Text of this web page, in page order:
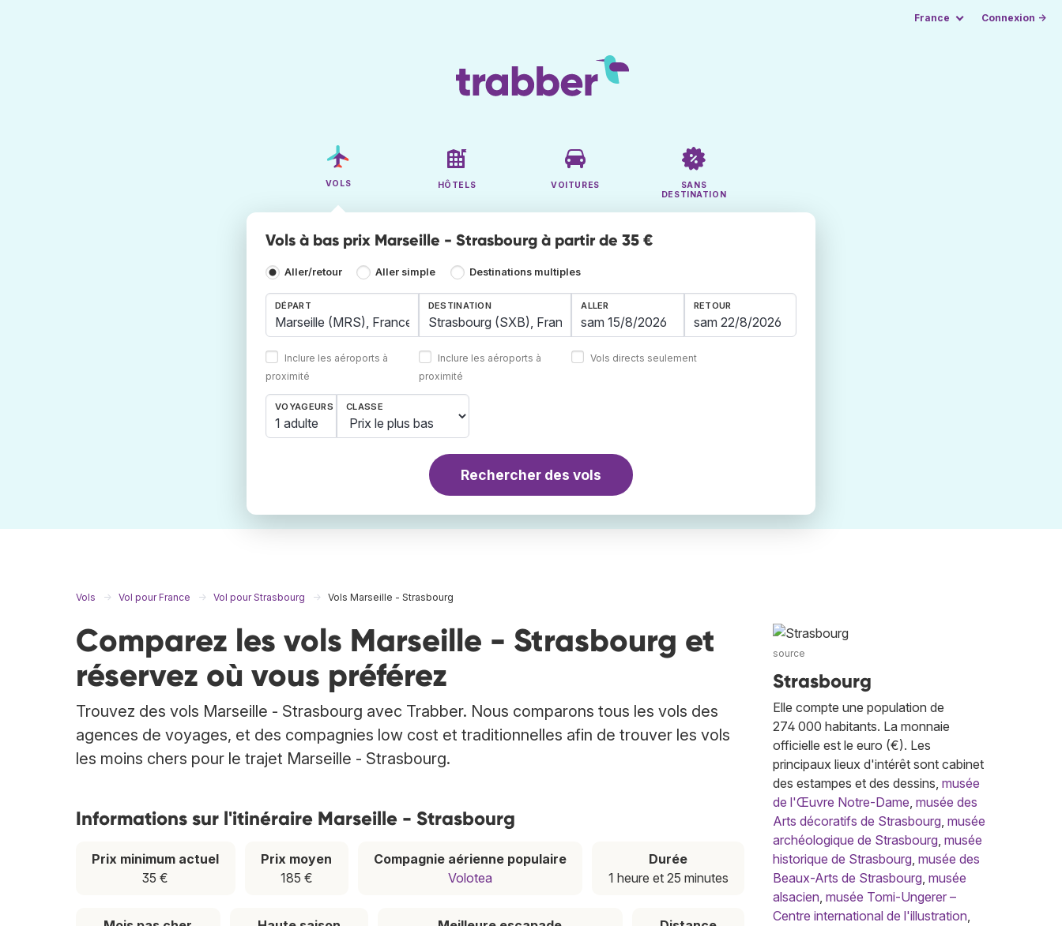
France Connexion →
VOLS HÔTELS VOITURES
SANS
DESTINATION
Vols à bas prix Marseille - Strasbourg à partir de 35 €
Aller/retour Aller simple Destinations multiples
DÉPART
Inclure les aéroports à
proximité
DESTINATION
Inclure les aéroports à
proximité
ALLER RETOUR
Vols directs seulement
VOYAGEURS
1 adulte
CLASSE
Rechercher des vols
Vols Vol pour France Vol pour Strasbourg Vols Marseille - Strasbourg
Comparez les vols Marseille - Strasbourg et
réservez où vous préférez
Trouvez des vols Marseille - Strasbourg avec Trabber. Nous comparons tous les vols des
agences de voyages, et des compagnies low cost et traditionnelles afin de trouver les vols
les moins chers pour le trajet Marseille - Strasbourg.
Informations sur l'itinéraire Marseille - Strasbourg
Prix minimum actuel
35 €
Prix moyen
185 €
Compagnie aérienne populaire
Volotea
Durée
1 heure et 25 minutes
source
Strasbourg
Elle compte une population de
274 000 habitants. La monnaie
officielle est le euro (€). Les
principaux lieux d'intérêt sont cabinet
des estampes et des dessins, musée
de l'Œuvre Notre-Dame, musée des
Arts décoratifs de Strasbourg, musée
archéologique de Strasbourg, musée
historique de Strasbourg, musée des
Beaux-Arts de Strasbourg, musée
alsacien, musée Tomi-Ungerer –
Centre international de l'illustration,